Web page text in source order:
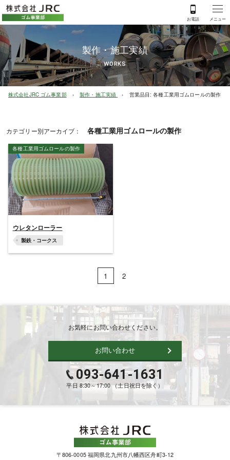
製作・施工実績
WORKS
株式会社JRC ゴム事業部 製作・施工実績 営業品目:各種工業用ゴムロールの製作
カテゴリー別アーカイブ： 各種工業用ゴムロールの製作
各種工業用ゴムロールの製作
ウレタンローラー
製鉄・コークス
1 2
お気軽にお問い合わせください。
お問い合わせ
093-641-1631
平日 8:30～17:00 （土日祝日を除く）
〒806-0005 福岡県北九州市八幡西区舟町3-12